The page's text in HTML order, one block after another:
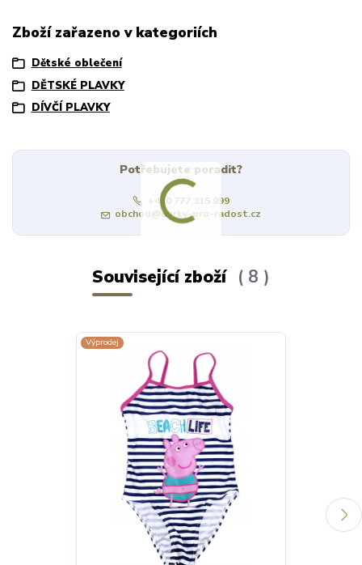
Zboží zařazeno v kategoriích
Dětské oblečení
DĚTSKÉ PLAVKY
DÍVČÍ PLAVKY
Potřebujete poradit?
+420 777 315 999
obchod@darky-pro-radost.cz
Související zboží 8
Výprodej